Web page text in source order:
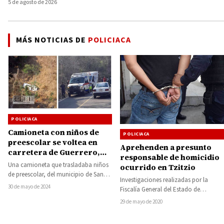
5 de agosto de 2026
MÁS NOTICIAS DE POLICIACA
POLICIACA
Camioneta con niños de
preescolar se voltea en
carretera de Guerrero,
hay 4 heridos
Una camioneta que trasladaba niños
de preescolar, del municipio de San
Luis Acatlán, Guerrero, que iban a
30 de mayo de 2024
POLICIACA
Aprehenden a presunto
responsable de homicidio
ocurrido en Tzitzio
Investigaciones realizadas por la
Fiscalía General del Estado de
Michoacán (FGE), permitieron la
29 de mayo de 2020